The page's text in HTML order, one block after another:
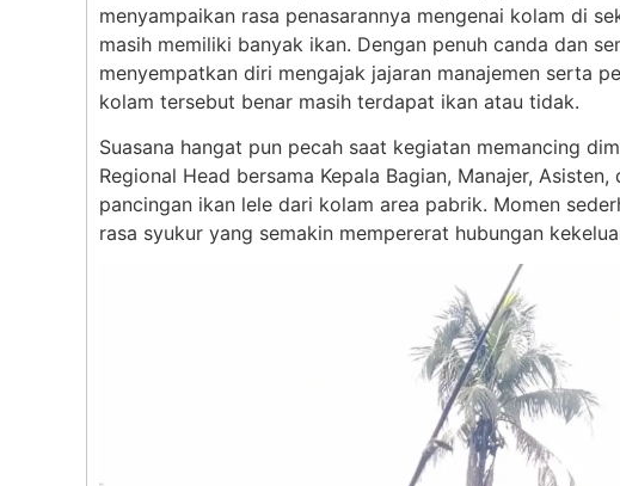
menyampaikan rasa penasarannya mengenai kolam di
masih memiliki banyak ikan. Dengan penuh canda dan
menyempatkan diri mengajak jajaran manajemen serta
kolam tersebut benar masih terdapat ikan atau tidak.
Suasana hangat pun pecah saat kegiatan memancing
Regional Head bersama Kepala Bagian, Manajer,
pancingan ikan lele dari kolam area pabrik. Momen
rasa syukur yang semakin mempererat hubungan